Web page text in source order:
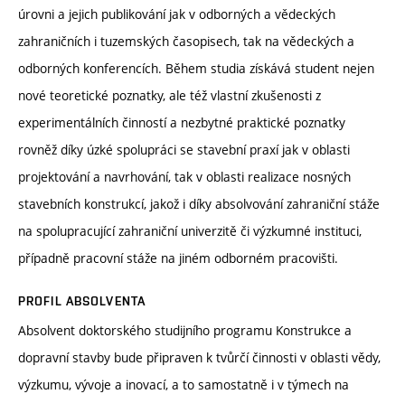
úrovni a jejich publikování jak v odborných a vědeckých
zahraničních i tuzemských časopisech, tak na vědeckých a
odborných konferencích. Během studia získává student nejen
nové teoretické poznatky, ale též vlastní zkušenosti z
experimentálních činností a nezbytné praktické poznatky
rovněž díky úzké spolupráci se stavební praxí jak v oblasti
projektování a navrhování, tak v oblasti realizace nosných
stavebních konstrukcí, jakož i díky absolvování zahraniční stáže
na spolupracující zahraniční univerzitě či výzkumné instituci,
případně pracovní stáže na jiném odborném pracovišti.
PROFIL ABSOLVENTA
Absolvent doktorského studijního programu Konstrukce a
dopravní stavby bude připraven k tvůrčí činnosti v oblasti vědy,
výzkumu, vývoje a inovací, a to samostatně i v týmech na